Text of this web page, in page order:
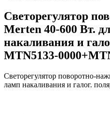
Светорегулятор
Merten 40-600 Вт.
накаливания и
MTN5133-
Светорегулятор поворотно-
ламп накаливания и галог.